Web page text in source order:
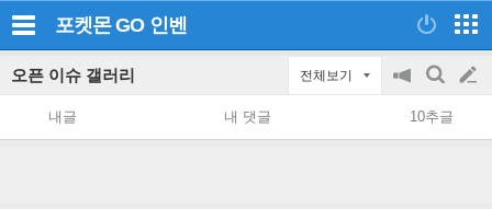
포켓몬 GO 인벤
오픈 이슈 갤러리 전체보기
공
지
on/off
검
색
글
쓰
내글 내 댓글 10추글